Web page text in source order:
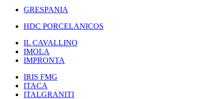
GRESPANIA
HDC PORCELANICOS
IL CAVALLINO
IMOLA
IMPRONTA
IRIS FMG
ITACA
ITALGRANITI